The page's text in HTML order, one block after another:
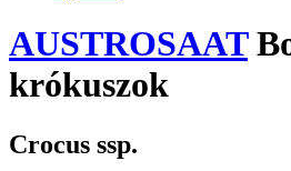
AUSTROSAAT
krókuszok
Crocus ssp.